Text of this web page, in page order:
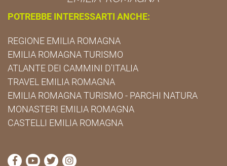
POTREBBE INTERESSARTI ANCHE:
REGIONE EMILIA ROMAGNA
EMILIA ROMAGNA TURISMO
ATLANTE DEI CAMMINI D'ITALIA
TRAVEL EMILIA ROMAGNA
EMILIA ROMAGNA TURISMO - PARCHI NATURA
MONASTERI EMILIA ROMAGNA
CASTELLI EMILIA ROMAGNA
visita la pagina Facebook di Cammini Emilia-
visita la pagina YouTube di Cammini Emilia-
visita la pagina Twitter di Cammini Emilia-
visita la pagina Instagram di Cammini